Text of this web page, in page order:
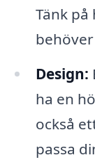
Tänk
Design:
ha en
också
passa